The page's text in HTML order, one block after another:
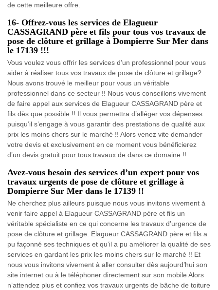
de cette meilleure offre.
16- Offrez-vous les services de Elagueur
CASSAGRAND père et fils pour tous vos travaux de
pose de clôture et grillage à Dompierre Sur Mer dans
le 17139 !!!
Vous voulez vous offrir les services d’un professionnel pour vous
aider à réaliser tous vos travaux de pose de clôture et grillage?
Nous avons trouvé le meilleur pour vous un véritable
professionnel dans ce secteur !! Nous vous conseillons vivement
de faire appel aux services de Elagueur CASSAGRAND père et
fils dès que possible !! Il vous permettra d’alléger vos dépenses
puisqu’il s’engage à vous garantir des prestations de qualité aux
prix les moins chers sur le marché !! Alors venez vite demander
votre devis et exclusivement en ce moment vous bénéficierez
d’un devis gratuit pour tous travaux de dans ce domaine !!
Avez-vous besoin des services d’un expert pour vos
travaux urgents de pose de clôture et grillage à
Dompierre Sur Mer dans le 17139 !!
Ne cherchez plus ailleurs puisque nous vous invitons vivement à
venir faire appel à Elagueur CASSAGRAND père et fils un
véritable spécialiste en ce qui concerne les travaux d’urgence de
pose de clôture et grillage. Elagueur CASSAGRAND père et fils a
pu façonné ses techniques et qu’il a pu améliorer la qualité de ses
services en gardant les prix les moins chers sur le marché !! Et
nous vous invitons vivement à aller consulter dès aujourd’hui son
site internet ou à le téléphoner directement sur son mobile Alors
n’attendez plus et confiez vos travaux urgents de bâche de toiture